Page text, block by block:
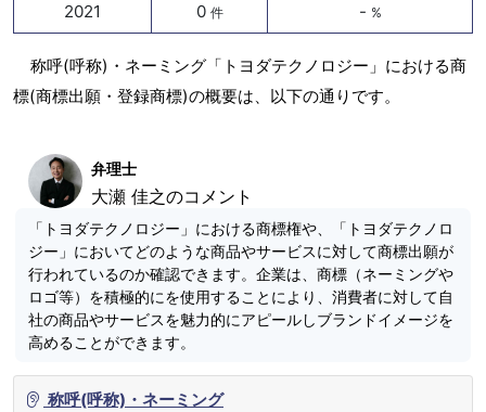
2021 0 件 - %
称呼(呼称)・ネーミング「トヨダテクノロジー」における商
標(商標出願・登録商標)の概要は、以下の通りです。
弁理士
大瀬 佳之のコメント
「トヨダテクノロジー」における商標権や、「トヨダテクノロ
ジー」においてどのような商品やサービスに対して商標出願が
行われているのか確認できます。企業は、商標（ネーミングや
ロゴ等）を積極的にを使用することにより、消費者に対して自
社の商品やサービスを魅力的にアピールしブランドイメージを
高めることができます。
称呼(呼称)・ネーミング